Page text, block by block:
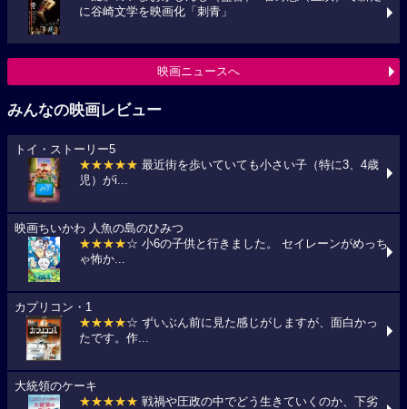
に谷崎文学を映画化「刺青」
映画ニュースへ
みんなの映画レビュー
トイ・ストーリー5
★★★★★ 最近街を歩いていても小さい子（特に3、4歳
児）がi...
映画ちいかわ 人魚の島のひみつ
★★★★☆ 小6の子供と行きました。 セイレーンがめっち
ゃ怖か...
カプリコン・1
★★★★☆ ずいぶん前に見た感じがしますが、面白かっ
たです。作...
大統領のケーキ
★★★★★ 戦禍や圧政の中でどう生きていくのか、下劣